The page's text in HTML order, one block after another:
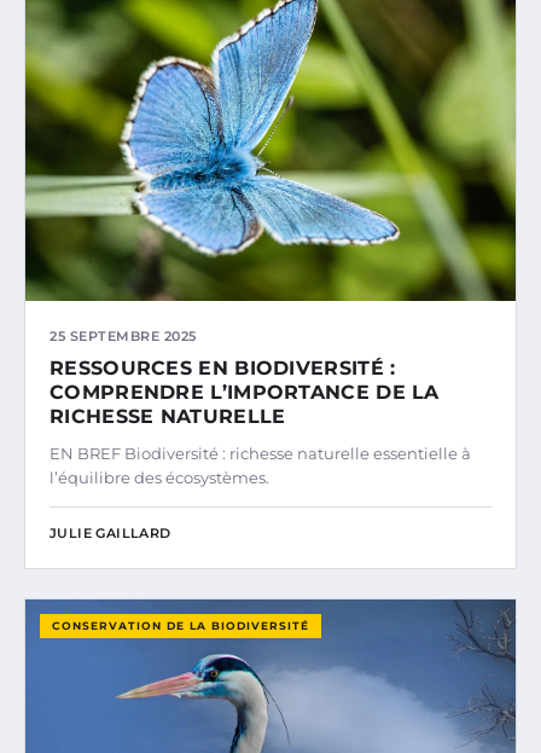
25 SEPTEMBRE 2025
RESSOURCES EN BIODIVERSITÉ :
COMPRENDRE L’IMPORTANCE DE LA
RICHESSE NATURELLE
EN BREF Biodiversité : richesse naturelle essentielle à
l’équilibre des écosystèmes.
JULIE GAILLARD
CONSERVATION DE LA BIODIVERSITÉ